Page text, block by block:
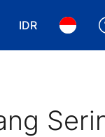
IDR
Pilih mataPilih